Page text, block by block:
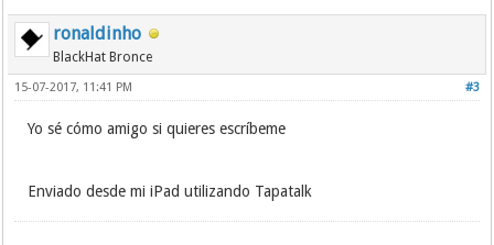
ronaldinho
BlackHat Bronce
#3
15-07-2017, 11:41 PM
Yo sé cómo amigo si quieres escríbeme
Enviado desde mi iPad utilizando Tapatalk